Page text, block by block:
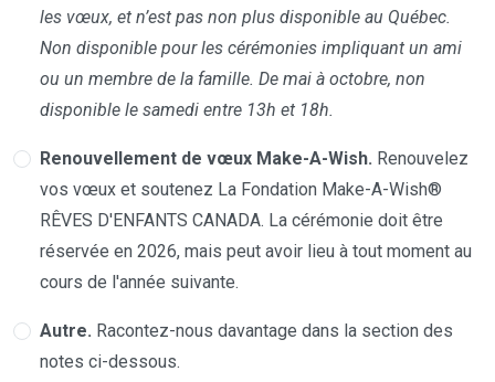
les vœux, et n’est pas non plus disponible au Québec.
Non disponible pour les cérémonies impliquant un ami
ou un membre de la famille. De mai à octobre, non
disponible le samedi entre 13h et 18h.
Renouvellement de vœux Make-A-Wish. Renouvelez
vos vœux et soutenez La Fondation Make-A-Wish®
RÊVES D'ENFANTS CANADA. La cérémonie doit être
réservée en 2026, mais peut avoir lieu à tout moment au
cours de l'année suivante.
Autre. Racontez-nous davantage dans la section des
notes ci-dessous.